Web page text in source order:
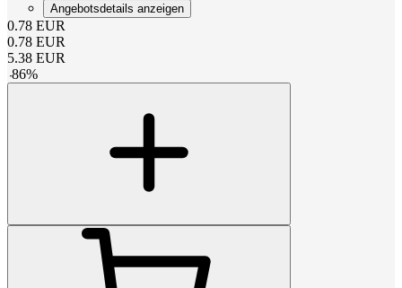
Angebotsdetails anzeigen
0.78 EUR
0.78 EUR
5.38 EUR
-86%